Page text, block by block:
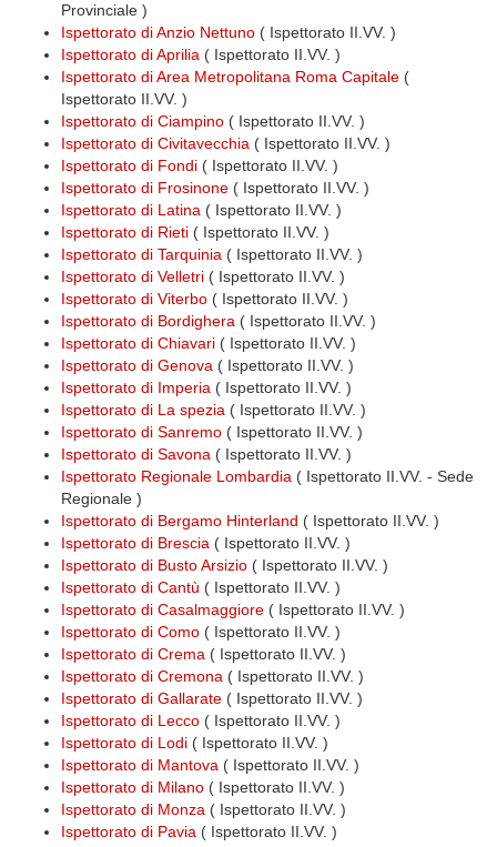
Provinciale )
Ispettorato di Anzio Nettuno ( Ispettorato II.VV. )
Ispettorato di Aprilia ( Ispettorato II.VV. )
Ispettorato di Area Metropolitana Roma Capitale (
Ispettorato II.VV. )
Ispettorato di Ciampino ( Ispettorato II.VV. )
Ispettorato di Civitavecchia ( Ispettorato II.VV. )
Ispettorato di Fondi ( Ispettorato II.VV. )
Ispettorato di Frosinone ( Ispettorato II.VV. )
Ispettorato di Latina ( Ispettorato II.VV. )
Ispettorato di Rieti ( Ispettorato II.VV. )
Ispettorato di Tarquinia ( Ispettorato II.VV. )
Ispettorato di Velletri ( Ispettorato II.VV. )
Ispettorato di Viterbo ( Ispettorato II.VV. )
Ispettorato di Bordighera ( Ispettorato II.VV. )
Ispettorato di Chiavari ( Ispettorato II.VV. )
Ispettorato di Genova ( Ispettorato II.VV. )
Ispettorato di Imperia ( Ispettorato II.VV. )
Ispettorato di La spezia ( Ispettorato II.VV. )
Ispettorato di Sanremo ( Ispettorato II.VV. )
Ispettorato di Savona ( Ispettorato II.VV. )
Ispettorato Regionale Lombardia ( Ispettorato II.VV. - Sede
Regionale )
Ispettorato di Bergamo Hinterland ( Ispettorato II.VV. )
Ispettorato di Brescia ( Ispettorato II.VV. )
Ispettorato di Busto Arsizio ( Ispettorato II.VV. )
Ispettorato di Cantù ( Ispettorato II.VV. )
Ispettorato di Casalmaggiore ( Ispettorato II.VV. )
Ispettorato di Como ( Ispettorato II.VV. )
Ispettorato di Crema ( Ispettorato II.VV. )
Ispettorato di Cremona ( Ispettorato II.VV. )
Ispettorato di Gallarate ( Ispettorato II.VV. )
Ispettorato di Lecco ( Ispettorato II.VV. )
Ispettorato di Lodi ( Ispettorato II.VV. )
Ispettorato di Mantova ( Ispettorato II.VV. )
Ispettorato di Milano ( Ispettorato II.VV. )
Ispettorato di Monza ( Ispettorato II.VV. )
Ispettorato di Pavia ( Ispettorato II.VV. )